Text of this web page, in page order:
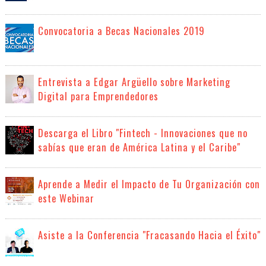
Convocatoria a Becas Nacionales 2019
Entrevista a Edgar Argüello sobre Marketing
Digital para Emprendedores
Descarga el Libro "Fintech - Innovaciones que no
sabías que eran de América Latina y el Caribe"
Aprende a Medir el Impacto de Tu Organización con
este Webinar
Asiste a la Conferencia "Fracasando Hacia el Éxito"